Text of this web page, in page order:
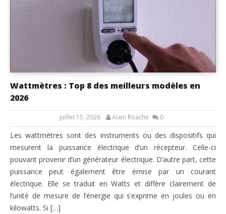
Wattmètres : Top 8 des meilleurs modèles en
2026
juillet 15, 2026 Alain Roache 0
Les wattmètres sont des instruments ou des dispositifs qui
mesurent la puissance électrique d’un récepteur. Celle-ci
pouvant provenir d’un générateur électrique. D’autre part, cette
puissance peut également être émise par un courant
électrique. Elle se traduit en Watts et diffère clairement de
l’unité de mesure de l’énergie qui s’exprime en joules ou en
kilowatts. Si […]